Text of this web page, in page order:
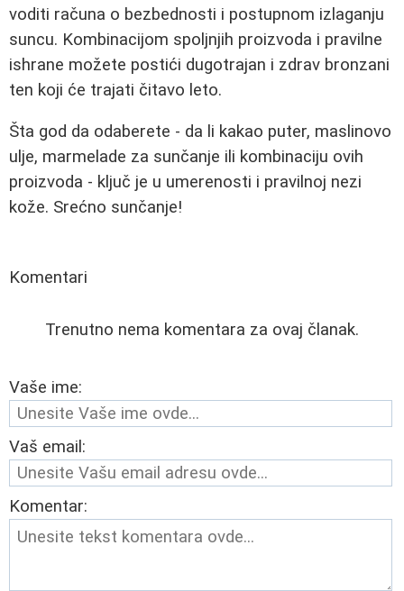
voditi računa o bezbednosti i postupnom izlaganju
suncu. Kombinacijom spoljnjih proizvoda i pravilne
ishrane možete postići dugotrajan i zdrav bronzani
ten koji će trajati čitavo leto.
Šta god da odaberete - da li kakao puter, maslinovo
ulje, marmelade za sunčanje ili kombinaciju ovih
proizvoda - ključ je u umerenosti i pravilnoj nezi
kože. Srećno sunčanje!
Komentari
Trenutno nema komentara za ovaj članak.
Vaše ime:
Vaš email:
Komentar: